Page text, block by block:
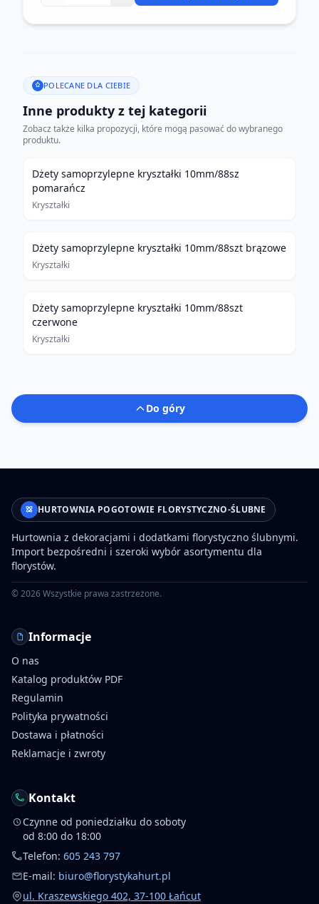
POLECANE DLA CIEBIE
Inne produkty z tej kategorii
Zobacz także kilka propozycji, które mogą pasować do wybranego
produktu.
Dżety samoprzylepne kryształki 10mm/88sz
pomarańcz
Kryształki
Dżety samoprzylepne kryształki 10mm/88szt brązowe
Kryształki
Dżety samoprzylepne kryształki 10mm/88szt
czerwone
Kryształki
Do góry
HURTOWNIA POGOTOWIE FLORYSTYCZNO-ŚLUBNE
Hurtownia z dekoracjami i dodatkami florystyczno ślubnymi.
Import bezpośredni i szeroki wybór asortymentu dla
florystów.
©2026Wszystkie prawa zastrzeżone.
Informacje
O nas
Katalog produktów PDF
Regulamin
Polityka prywatności
Dostawa i płatności
Reklamacje i zwroty
Kontakt
Czynne od poniedziałku do soboty
od 8:00 do 18:00
Telefon: 605 243 797
E-mail: biuro@florystykahurt.pl
ul. Kraszewskiego 402, 37-100 Łańcut